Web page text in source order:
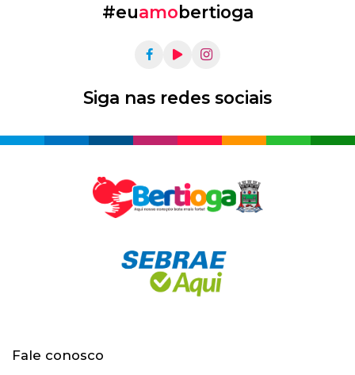
#euamobertioga
Siga nas redes sociais
Fale conosco